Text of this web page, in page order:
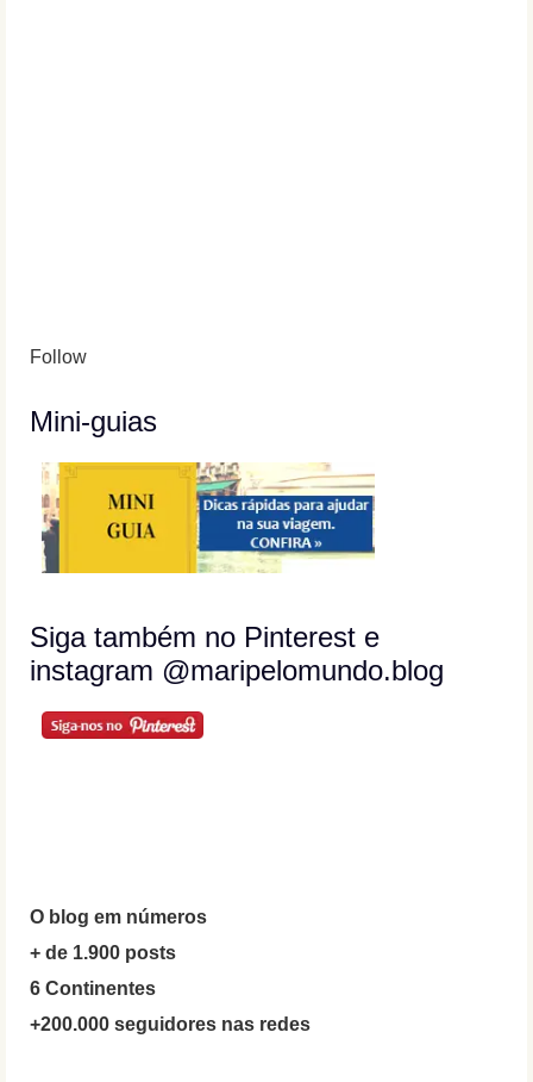
Follow
Mini-guias
Siga também no Pinterest e
instagram @maripelomundo.blog
O blog em números
+ de 1.900 posts
6 Continentes
+200.000 seguidores nas redes